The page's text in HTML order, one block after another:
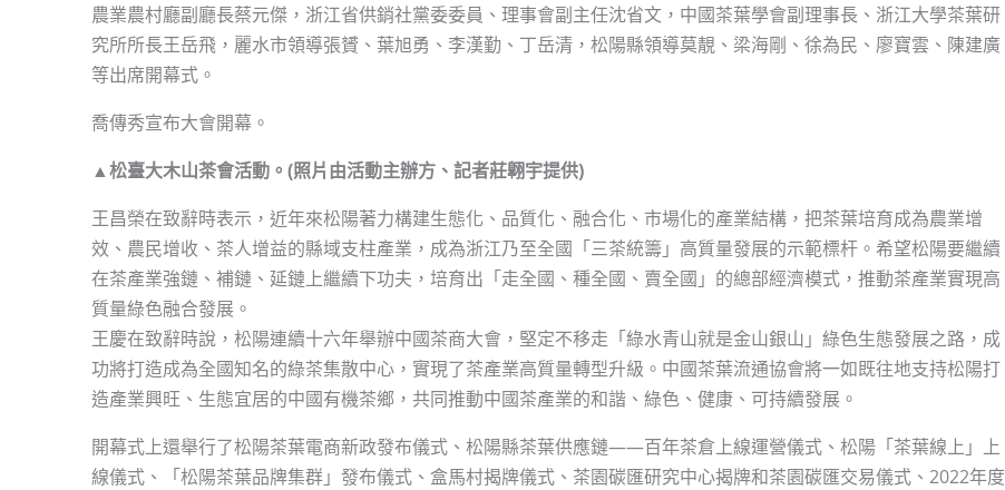
農業農村廳副廳長蔡元傑，浙江省供銷社黨委委員、理事會副主任沈省文，中國茶葉學會副理事長、浙江大學茶葉研
究所所長王岳飛，麗水市領導張贇、葉旭勇、李漢勤、丁岳清，松陽縣領導莫靚、梁海剛、徐為民、廖寶雲、陳建廣
等出席開幕式。
喬傳秀宣布大會開幕。
▲松臺大木山茶會活動。(照片由活動主辦方、記者莊翺宇提供)
王昌榮在致辭時表示，近年來松陽著力構建生態化、品質化、融合化、市場化的產業結構，把茶葉培育成為農業增
效、農民增收、茶人增益的縣域支柱產業，成為浙江乃至全國「三茶統籌」高質量發展的示範標杆。希望松陽要繼續
在茶產業強鏈、補鏈、延鏈上繼續下功夫，培育出「走全國、種全國、賣全國」的總部經濟模式，推動茶產業實現高
質量綠色融合發展。
王慶在致辭時說，松陽連續十六年舉辦中國茶商大會，堅定不移走「綠水青山就是金山銀山」綠色生態發展之路，成
功將打造成為全國知名的綠茶集散中心，實現了茶產業高質量轉型升級。中國茶葉流通協會將一如既往地支持松陽打
造產業興旺、生態宜居的中國有機茶鄉，共同推動中國茶產業的和諧、綠色、健康、可持續發展。
開幕式上還舉行了松陽茶葉電商新政發布儀式、松陽縣茶葉供應鏈——百年茶倉上線運營儀式、松陽「茶葉線上」上
線儀式、「松陽茶葉品牌集群」發布儀式、盒馬村揭牌儀式、茶園碳匯研究中心揭牌和茶園碳匯交易儀式、2022年度